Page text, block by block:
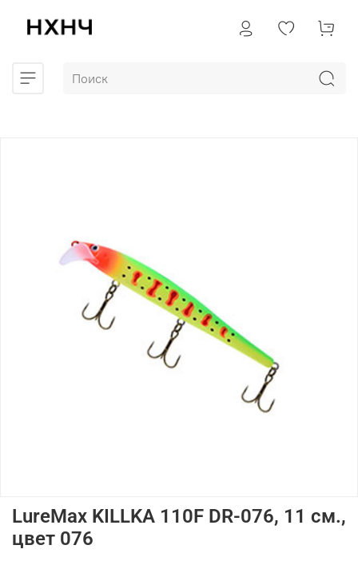
LureMax KILLKA 110F DR-076, 11 см.,
цвет 076